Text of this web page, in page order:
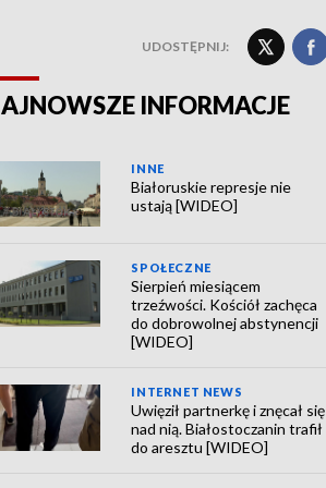
UDOSTĘPNIJ:
INFORMACJE
INNE
Białoruskie represje nie
ustają [WIDEO]
SPOŁECZNE
Sierpień miesiącem
trzeźwości. Kościół zachęca
do dobrowolnej abstynencji
[WIDEO]
INTERNET NEWS
Uwięził partnerkę i znęcał się
nad nią. Białostoczanin trafił
do aresztu [WIDEO]